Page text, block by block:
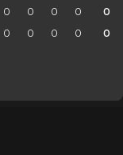
0 0 0 0 0
0 0 0 0 0